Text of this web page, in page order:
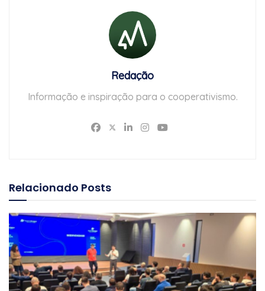
Redação
Informação e inspiração para o cooperativismo.
Relacionado Posts